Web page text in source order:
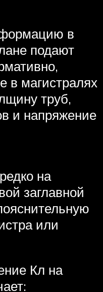
в
подают
в магистралях
труб,
и напряжение
на
заглавной
или
Кл на